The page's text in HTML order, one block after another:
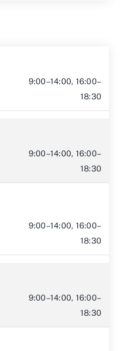
9:00–14:00, 16:00–
18:30
9:00–14:00, 16:00–
18:30
9:00–14:00, 16:00–
18:30
9:00–14:00, 16:00–
18:30